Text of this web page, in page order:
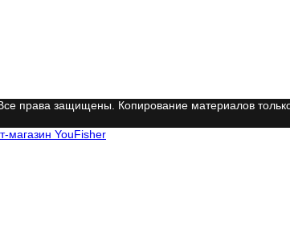
права защищены. Копирование материалов